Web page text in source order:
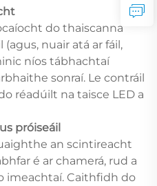
do thaiscanna
nuair atá ar fáil,
níos tábhachtaí
sonraí. Le contráil
réadúilt na taisce LED a
próiseáil
an scintireacht
é ar chamerá, rud a
imeachtaí. Caithfidh do